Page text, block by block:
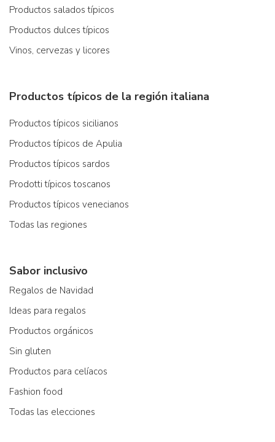
Productos salados típicos
Productos dulces típicos
Vinos, cervezas y licores
Productos típicos de la región italiana
Productos típicos sicilianos
Productos típicos de Apulia
Productos típicos sardos
Prodotti típicos toscanos
Productos típicos venecianos
Todas las regiones
Sabor inclusivo
Regalos de Navidad
Ideas para regalos
Productos orgánicos
Sin gluten
Productos para celíacos
Fashion food
Todas las elecciones